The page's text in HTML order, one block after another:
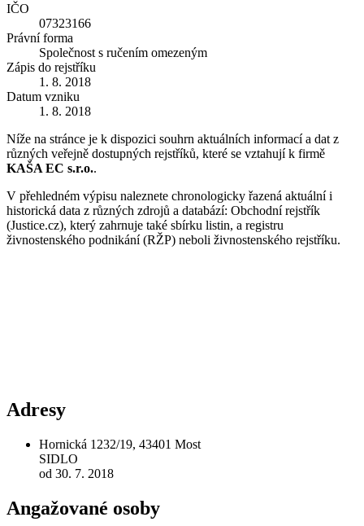
IČO
07323166
Právní forma
Společnost s ručením omezeným
Zápis do rejstříku
1. 8. 2018
Datum vzniku
1. 8. 2018
Níže na stránce je k dispozici souhrn aktuálních informací a dat z
různých veřejně dostupných rejstříků, které se vztahují k firmě
KAŠA EC s.r.o..
V přehledném výpisu naleznete chronologicky řazená aktuální i
historická data z různých zdrojů a databází: Obchodní rejstřík
(Justice.cz), který zahrnuje také sbírku listin, a registru
živnostenského podnikání (RŽP) neboli živnostenského rejstříku.
Adresy
Hornická 1232/19, 43401 Most
SIDLO
od 30. 7. 2018
Angažované osoby